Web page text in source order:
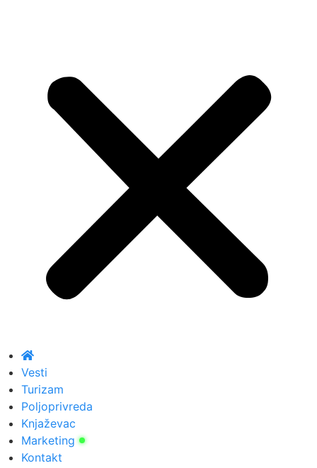
Vesti
Turizam
Poljoprivreda
Knjaževac
Marketing
Kontakt